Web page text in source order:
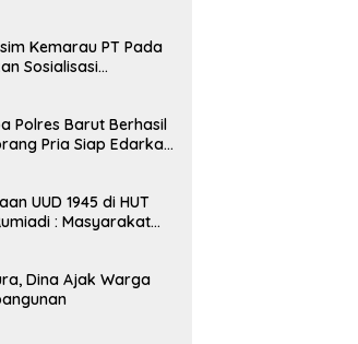
Kemarau PT Pada
Sosialisasi
Polres Barut Berhasil
Pria Siap Edarkan
UUD 1945 di HUT
: Masyarakat
Dina Ajak Warga